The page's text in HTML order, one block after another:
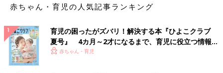
赤ちゃん・育児の人気記事ランキング
育児の困ったがズバリ！解決する本『ひよこクラブ
夏号』 4カ月～2才になるまで、育児に役立つ情報が
いっぱい！
赤ちゃん・育児